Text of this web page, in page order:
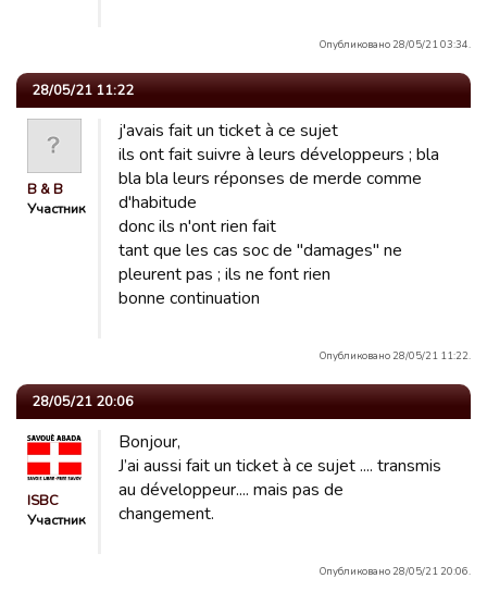
Опубликовано 28/05/21 03:34.
28/05/21 11:22
B & B
Участник
j'avais fait un ticket à ce sujet
ils ont fait suivre à leurs développeurs ; bla
bla bla leurs réponses de merde comme
d'habitude
donc ils n'ont rien fait
tant que les cas soc de "damages" ne
pleurent pas ; ils ne font rien
bonne continuation
Опубликовано 28/05/21 11:22.
28/05/21 20:06
ISBC
Участник
Bonjour,
J’ai aussi fait un ticket à ce sujet .... transmis
au développeur.... mais pas de
changement.
Опубликовано 28/05/21 20:06.